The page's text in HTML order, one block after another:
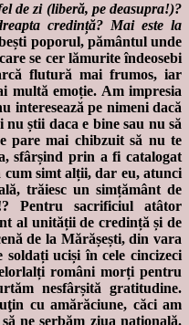
de zi (liberă, pe deasupra!)?
credință? Mai este la
poporul, pământul unde
se cer lămurite îndeosebi
flutură mai frumos, iar
multă emoție. Am impresia
interesează pe nimeni dacă
știi daca e bine sau nu să
pare mai chibzuit să nu te
sfârșind prin a fi catalogat
cum simt alții, dar eu, atunci
trăiesc un simțământ de
Pentru sacrificiul atâtor
al unității de credință și de
de la Mărășești, din vara
soldați uciși în cele cincizeci
români morți pentru
nesfârșită gratitudine.
cu amărăciune, căci am
ne serbăm ziua națională.